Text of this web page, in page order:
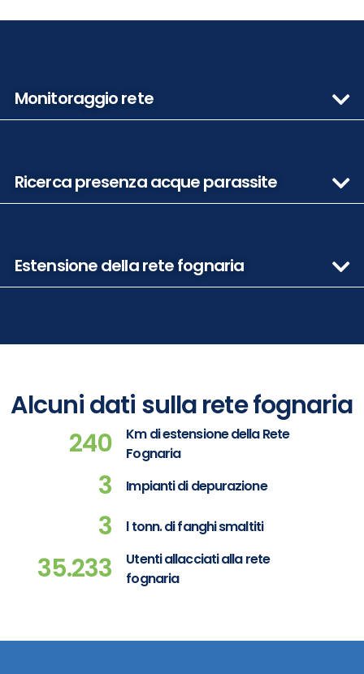
Monitoraggio rete
Ricerca presenza acque parassite
Estensione della rete fognaria
Alcuni dati sulla rete fognaria
240
Km di estensione della Rete
Fognaria
3 Impianti di depurazione
3 l tonn. di fanghi smaltiti
35.233
Utenti allacciati alla rete
fognaria